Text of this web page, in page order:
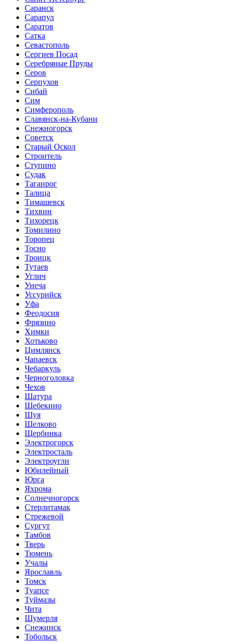
Саранск
Сарапул
Саратов
Сатка
Севастополь
Сергиев Посад
Серебряные Пруды
Серов
Серпухов
Сибай
Сим
Симферополь
Славянск-на-Кубани
Снежногорск
Советск
Старый Оскол
Строитель
Ступино
Судак
Таганрог
Талица
Тимашевск
Тихвин
Тихорецк
Томилино
Торопец
Тосно
Троицк
Тутаев
Углич
Унеча
Уссурийск
Уфа
Феодосия
Фрязино
Химки
Хотьково
Цимлянск
Чапаевск
Чебаркуль
Черноголовка
Чехов
Шатура
Шебекино
Шуя
Щелково
Щербинка
Электрогорск
Электросталь
Электроугли
Юбилейный
Юрга
Яхрома
Солнечногорск
Стерлитамак
Стрежевой
Сургут
Тамбов
Тверь
Тюмень
Учалы
Ярославль
Томск
Туапсе
Туймазы
Чита
Шумерля
Снежинск
Тобольск